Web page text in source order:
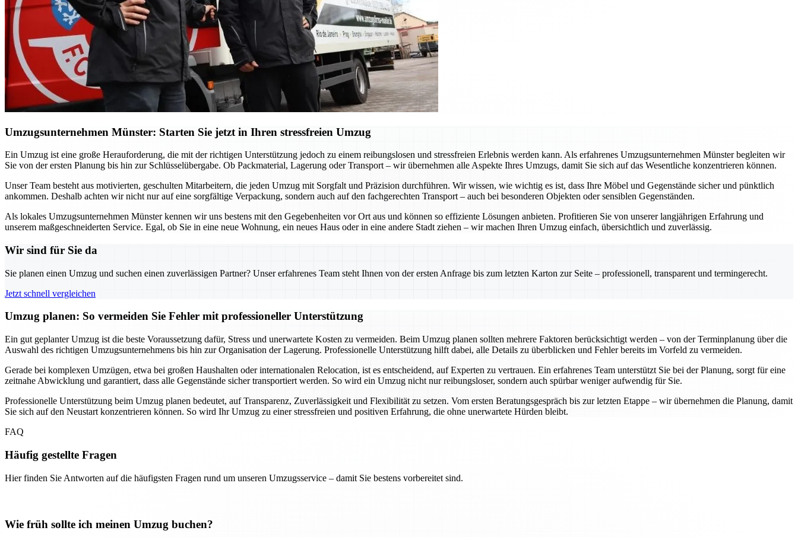
Umzugsunternehmen Münster: Starten Sie jetzt in Ihren stressfreien Umzug
Ein Umzug ist eine große Herauforderung, die mit der richtigen Unterstützung jedoch zu einem reibungslosen und stressfreien Erlebnis werden kann. Als erfahrenes Umzugsunternehmen Münster begleiten wir
Sie von der ersten Planung bis hin zur Schlüsselübergabe. Ob Packmaterial, Lagerung oder Transport – wir übernehmen alle Aspekte Ihres Umzugs, damit Sie sich auf das Wesentliche konzentrieren können.
Unser Team besteht aus motivierten, geschulten Mitarbeitern, die jeden Umzug mit Sorgfalt und Präzision durchführen. Wir wissen, wie wichtig es ist, dass Ihre Möbel und Gegenstände sicher und pünktlich
ankommen. Deshalb achten wir nicht nur auf eine sorgfältige Verpackung, sondern auch auf den fachgerechten Transport – auch bei besonderen Objekten oder sensiblen Gegenständen.
Als lokales Umzugsunternehmen Münster kennen wir uns bestens mit den Gegebenheiten vor Ort aus und können so effiziente Lösungen anbieten. Profitieren Sie von unserer langjährigen Erfahrung und
unserem maßgeschneiderten Service. Egal, ob Sie in eine neue Wohnung, ein neues Haus oder in eine andere Stadt ziehen – wir machen Ihren Umzug einfach, übersichtlich und zuverlässig.
Wir sind für Sie da
Sie planen einen Umzug und suchen einen zuverlässigen Partner? Unser erfahrenes Team steht Ihnen von der ersten Anfrage bis zum letzten Karton zur Seite – professionell, transparent und termingerecht.
Jetzt schnell vergleichen
Umzug planen: So vermeiden Sie Fehler mit professioneller Unterstützung
Ein gut geplanter Umzug ist die beste Voraussetzung dafür, Stress und unerwartete Kosten zu vermeiden. Beim Umzug planen sollten mehrere Faktoren berücksichtigt werden – von der Terminplanung über die
Auswahl des richtigen Umzugsunternehmens bis hin zur Organisation der Lagerung. Professionelle Unterstützung hilft dabei, alle Details zu überblicken und Fehler bereits im Vorfeld zu vermeiden.
Gerade bei komplexen Umzügen, etwa bei großen Haushalten oder internationalen Relocation, ist es entscheidend, auf Experten zu vertrauen. Ein erfahrenes Team unterstützt Sie bei der Planung, sorgt für eine
zeitnahe Abwicklung und garantiert, dass alle Gegenstände sicher transportiert werden. So wird ein Umzug nicht nur reibungsloser, sondern auch spürbar weniger aufwendig für Sie.
Professionelle Unterstützung beim Umzug planen bedeutet, auf Transparenz, Zuverlässigkeit und Flexibilität zu setzen. Vom ersten Beratungsgespräch bis zur letzten Etappe – wir übernehmen die Planung, damit
Sie sich auf den Neustart konzentrieren können. So wird Ihr Umzug zu einer stressfreien und positiven Erfahrung, die ohne unerwartete Hürden bleibt.
FAQ
Häufig gestellte Fragen
Hier finden Sie Antworten auf die häufigsten Fragen rund um unseren Umzugsservice – damit Sie bestens vorbereitet sind.
Wie früh sollte ich meinen Umzug buchen?